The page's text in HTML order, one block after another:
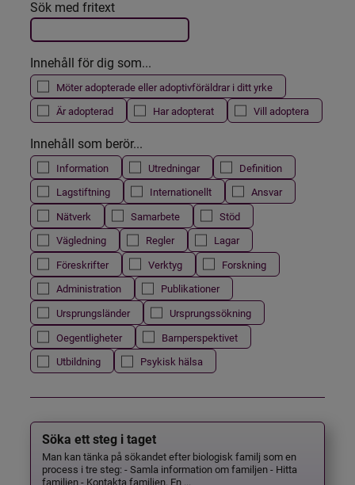
Filtrera resultatet
Det här formuläret postas automatiskt
Sök med fritext
Innehåll för dig som...
Möter adopterade eller adoptivföräldrar i ditt yrke
Är adopterad
Har adopterat Vill adoptera
Innehåll som berör...
Information Utredningar
Definition
Lagstiftning
Internationellt
Ansvar
Nätverk
Samarbete
Stöd
Vägledning
Regler
Lagar
Föreskrifter
Verktyg
Forskning
Administration
Publikationer
Ursprungsländer
Ursprungssökning
Oegentligheter
Barnperspektivet
Utbildning
Psykisk hälsa
Söka ett steg i taget
Man kan tänka på sökandet efter biologisk familj som en
process i tre steg: - Samla information om familjen - Hitta
familjen - Kontakta familjen. En ...